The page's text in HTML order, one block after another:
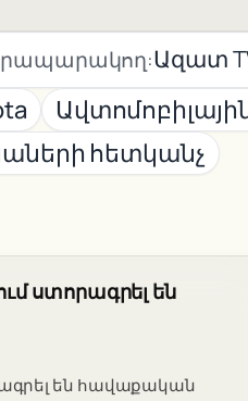
Ազատ
հետկանչ
ստորագրել են
են հավաքական